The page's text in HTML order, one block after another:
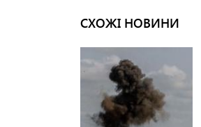
СХОЖІ НОВИНИ